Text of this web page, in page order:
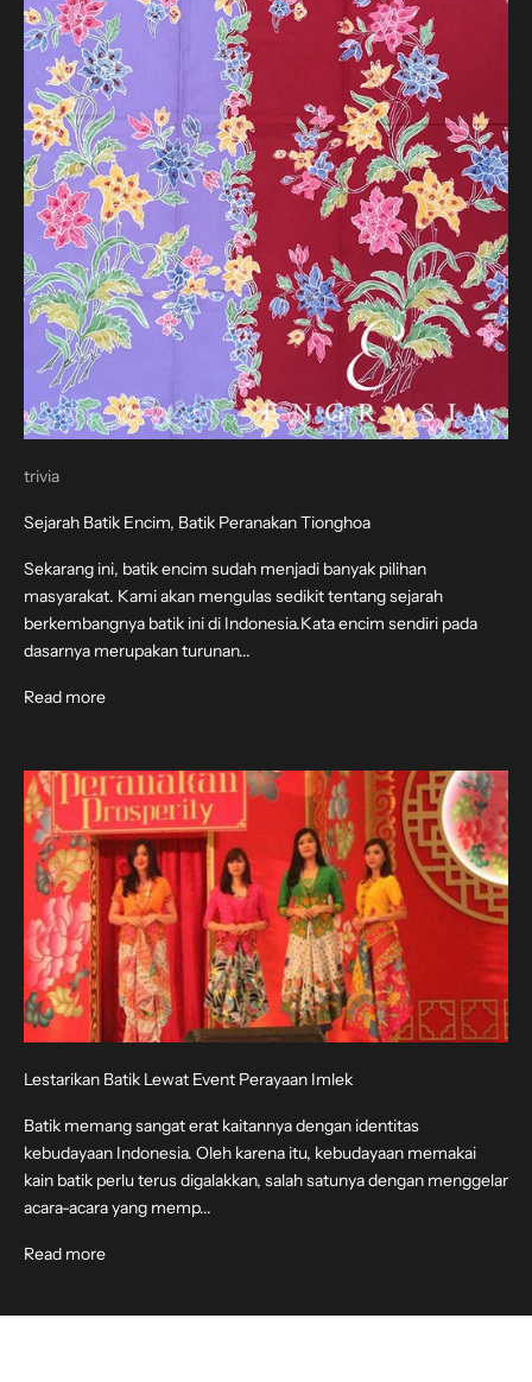
trivia
Sejarah Batik Encim, Batik Peranakan Tionghoa
Sekarang ini, batik encim sudah menjadi banyak pilihan
masyarakat. Kami akan mengulas sedikit tentang sejarah
berkembangnya batik ini di Indonesia.Kata encim sendiri pada
dasarnya merupakan turunan...
Read more
Lestarikan Batik Lewat Event Perayaan Imlek
Batik memang sangat erat kaitannya dengan identitas
kebudayaan Indonesia. Oleh karena itu, kebudayaan memakai
kain batik perlu terus digalakkan, salah satunya dengan menggelar
acara-acara yang memp...
Read more